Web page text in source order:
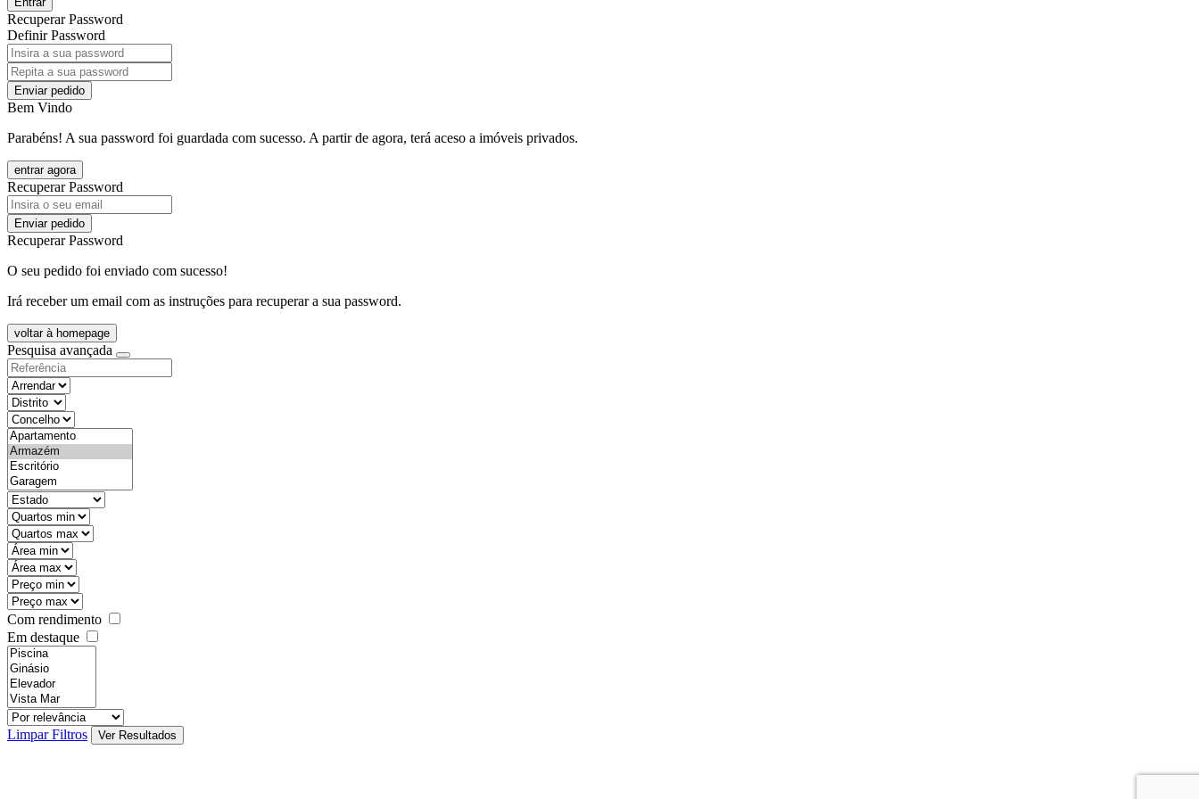
Recuperar Password
Definir Password
Enviar pedido
Bem Vindo
Parabéns! A sua password foi guardada com sucesso. A partir de agora, terá aceso a imóveis privados.
entrar agora
Recuperar Password
Enviar pedido
Recuperar Password
O seu pedido foi enviado com sucesso!
Irá receber um email com as instruções para recuperar a sua password.
voltar à homepage
Pesquisa avançada
objective
districtId
countyId
types
state
mintypo
maxtypo
minarea
maxarea
minprice
maxprice
Com rendimento
Em destaque
features
realestateOrder
Limpar Filtros
Ver Resultados